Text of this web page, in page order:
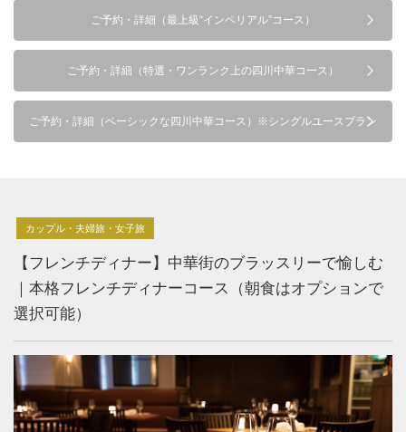
ご予約・詳細（最上級“インペリアル”コース）
ご予約・詳細（特選・ワンランク上の四川中華コース）
ご予約・詳細（ベーシックな四川中華コース）※シングルユースプラン
カップル・夫婦旅・女子旅
【フレンチディナー】中華街のブラッスリーで愉しむ
｜本格フレンチディナーコース（朝食はオプションで
選択可能）